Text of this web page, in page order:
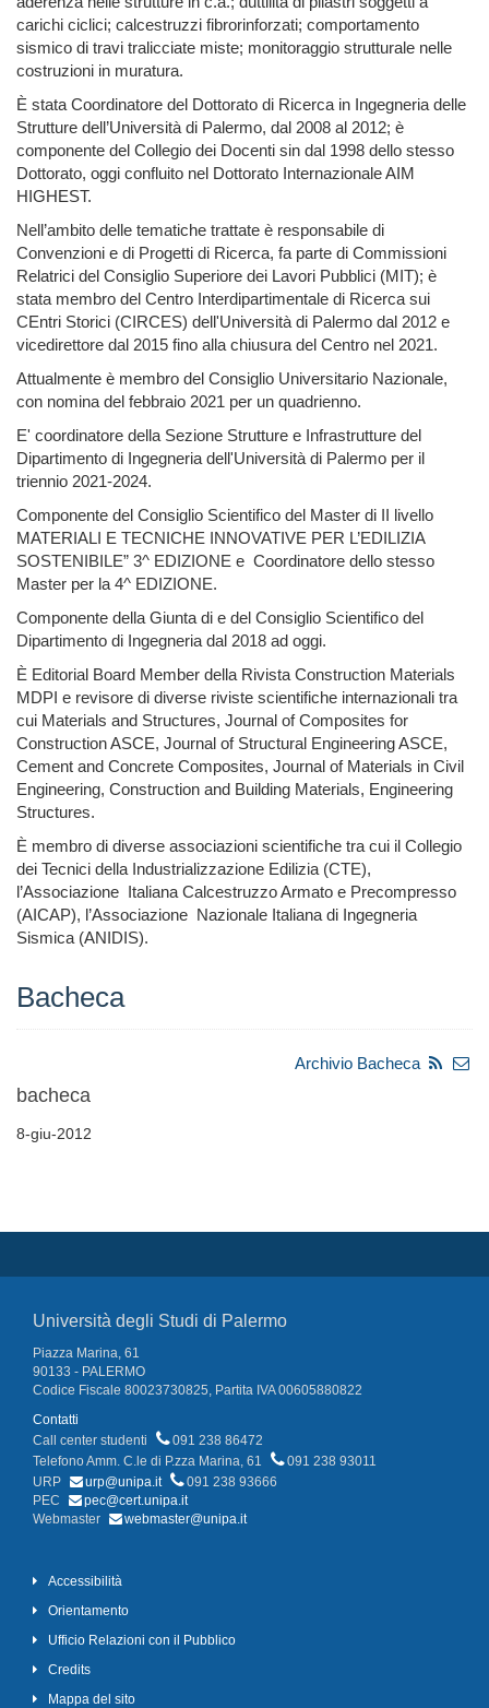
carichi ciclici; calcestruzzi fibrorinforzati; comportamento
sismico di travi tralicciate miste; monitoraggio strutturale nelle
costruzioni in muratura.
È stata Coordinatore del Dottorato di Ricerca in Ingegneria delle
Strutture dell’Università di Palermo, dal 2008 al 2012; è
componente del Collegio dei Docenti sin dal 1998 dello stesso
Dottorato, oggi confluito nel Dottorato Internazionale AIM
HIGHEST.
Nell’ambito delle tematiche trattate è responsabile di
Convenzioni e di Progetti di Ricerca, fa parte di Commissioni
Relatrici del Consiglio Superiore dei Lavori Pubblici (MIT); è
stata membro del Centro Interdipartimentale di Ricerca sui
CEntri Storici (CIRCES) dell'Università di Palermo dal 2012 e
vicedirettore dal 2015 fino alla chiusura del Centro nel 2021.
Attualmente è membro del Consiglio Universitario Nazionale,
con nomina del febbraio 2021 per un quadrienno.
E' coordinatore della Sezione Strutture e Infrastrutture del
Dipartimento di Ingegneria dell'Università di Palermo per il
triennio 2021-2024.
Componente del Consiglio Scientifico del Master di II livello
MATERIALI E TECNICHE INNOVATIVE PER L’EDILIZIA
SOSTENIBILE” 3^ EDIZIONE e Coordinatore dello stesso
Master per la 4^ EDIZIONE.
Componente della Giunta di e del Consiglio Scientifico del
Dipartimento di Ingegneria dal 2018 ad oggi.
È Editorial Board Member della Rivista Construction Materials
MDPI e revisore di diverse riviste scientifiche internazionali tra
cui Materials and Structures, Journal of Composites for
Construction ASCE, Journal of Structural Engineering ASCE,
Cement and Concrete Composites, Journal of Materials in Civil
Engineering, Construction and Building Materials, Engineering
Structures.
È membro di diverse associazioni scientifiche tra cui il Collegio
dei Tecnici della Industrializzazione Edilizia (CTE),
l’Associazione Italiana Calcestruzzo Armato e Precompresso
(AICAP), l’Associazione Nazionale Italiana di Ingegneria
Sismica (ANIDIS).
Bacheca
Archivio Bacheca
bacheca
8-giu-2012
Università degli Studi di Palermo
Piazza Marina, 61
90133 - PALERMO
Codice Fiscale 80023730825, Partita IVA 00605880822
Contatti
Call center studenti
091 238 86472
Telefono Amm. C.le di P.zza Marina, 61
091 238 93011
URP
urp@unipa.it
091 238 93666
PEC
pec@cert.unipa.it
Webmaster
webmaster@unipa.it
Accessibilità
Orientamento
Ufficio Relazioni con il Pubblico
Credits
Mappa del sito